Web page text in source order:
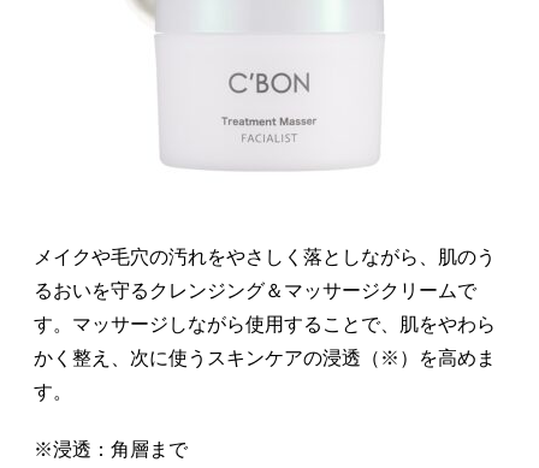
メイクや毛穴の汚れをやさしく落としながら、肌のう
るおいを守るクレンジング＆マッサージクリームで
す。マッサージしながら使用することで、肌をやわら
かく整え、次に使うスキンケアの浸透（※）を高めま
す。
※浸透：角層まで